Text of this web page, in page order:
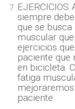
EJERCICIOS
siempre
que se
muscular
ejercicios
paciente que
en bicicleta.
fatiga
paciente.